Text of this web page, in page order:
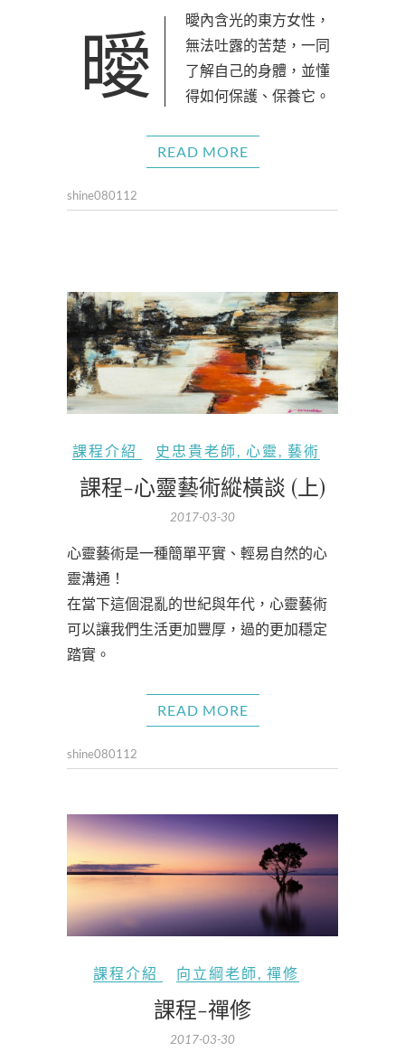
曖曖內含光的東方女性，
無法吐露的苦楚，一同
了解自己的身體，並懂
得如何保護、保養它。
READ MORE
shine080112
課程介紹 史忠貴老師, 心靈 , 藝術
課程-心靈藝術縱橫談 (上)
2017-03-30
心靈藝術是一種簡單平實、輕易自然的心
靈溝通！
在當下這個混亂的世紀與年代，心靈藝術
可以讓我們生活更加豐厚，過的更加穩定
踏實。
READ MORE
shine080112
課程介紹 向立綱老師, 禪修
課程-禪修
2017-03-30